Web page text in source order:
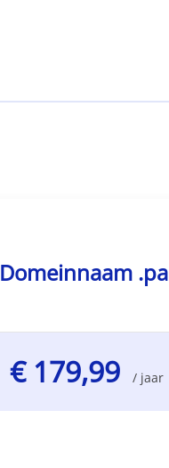
Domeinnaam .pa
€ 179,99 / jaar